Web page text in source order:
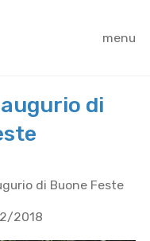
menu
di
di Buone Feste
2018